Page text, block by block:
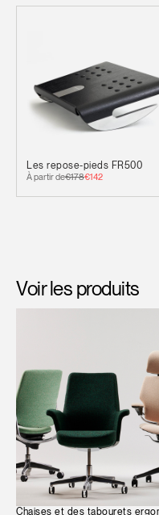
Les repose-pieds FR500
À partir de€178€142
Voir les produits
Chaises et des tabourets